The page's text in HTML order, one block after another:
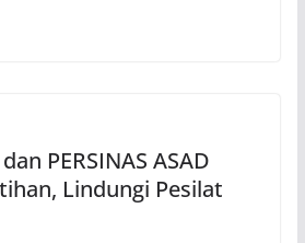
PERSINAS ASAD
Lindungi Pesilat